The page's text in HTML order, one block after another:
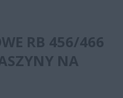
RB 456/466
NA